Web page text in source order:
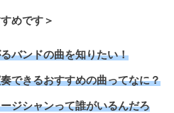
めです＞
バンドの曲を知りたい！
できるおすすめの曲ってなに？
ジシャンって誰がいるんだろ